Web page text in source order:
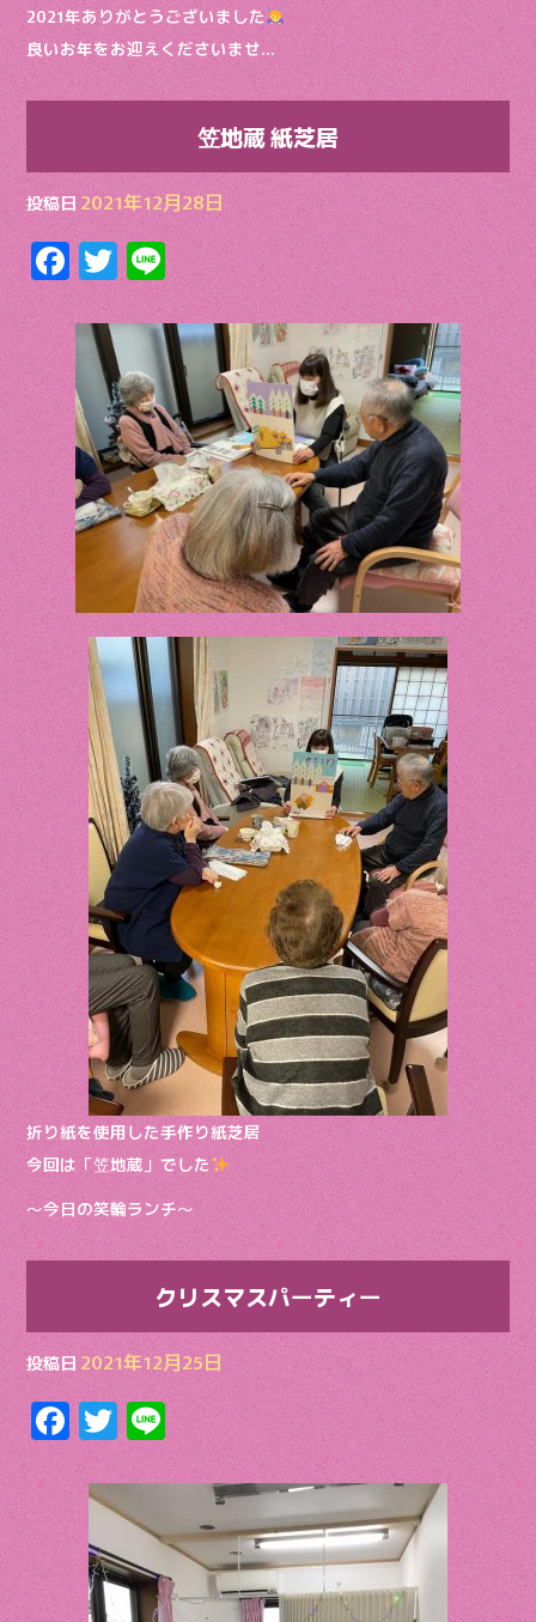
2021年ありがとうございました
良いお年をお迎えくださいませ…
笠地蔵 紙芝居
投稿日 2021年12月28日
F
ac
e
b
o
o
k
T
w
itt
er
Li
n
e
折り紙を使用した手作り紙芝居
今回は「笠地蔵」でした
〜今日の笑輪ランチ〜
クリスマスパーティー
投稿日2021年12月25日
F
ac
e
b
o
T
w
itt
er
Li
n
e